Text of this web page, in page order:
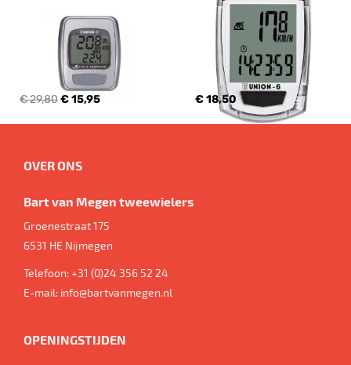
€ 29,80€ 15,95 € 18,50
OVER ONS
Bart van Megen tweewielers
Groenestraat 175
6531 HE Nijmegen
Telefoon:+31 (0)24 356 52 24
E-mail: info@bartvanmegen.nl
OPENINGSTIJDEN